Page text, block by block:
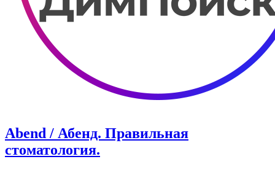
Abend / Абенд. Правильная
стоматология.